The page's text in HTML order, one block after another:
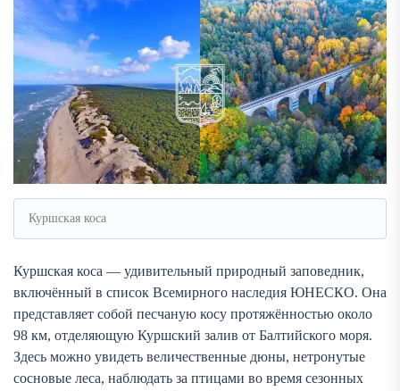
Куршская коса
Куршская коса — удивительный природный заповедник,
включённый в список Всемирного наследия ЮНЕСКО. Она
представляет собой песчаную косу протяжённостью около
98 км, отделяющую Куршский залив от Балтийского моря.
Здесь можно увидеть величественные дюны, нетронутые
сосновые леса, наблюдать за птицами во время сезонных